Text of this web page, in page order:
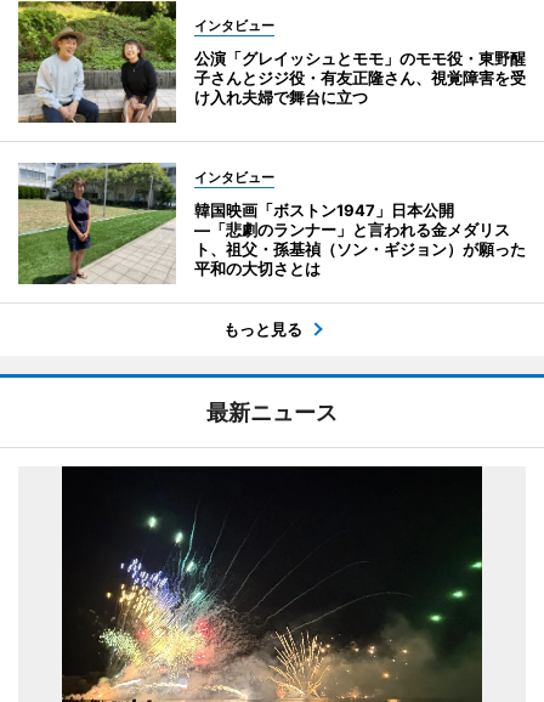
インタビュー
公演「グレイッシュとモモ」のモモ役・東野醒
子さんとジジ役・有友正隆さん、視覚障害を受
け入れ夫婦で舞台に立つ
インタビュー
韓国映画「ボストン1947」日本公開
―「悲劇のランナー」と言われる金メダリス
ト、祖父・孫基禎（ソン・ギジョン）が願った
平和の大切さとは
もっと見る
最新ニュース